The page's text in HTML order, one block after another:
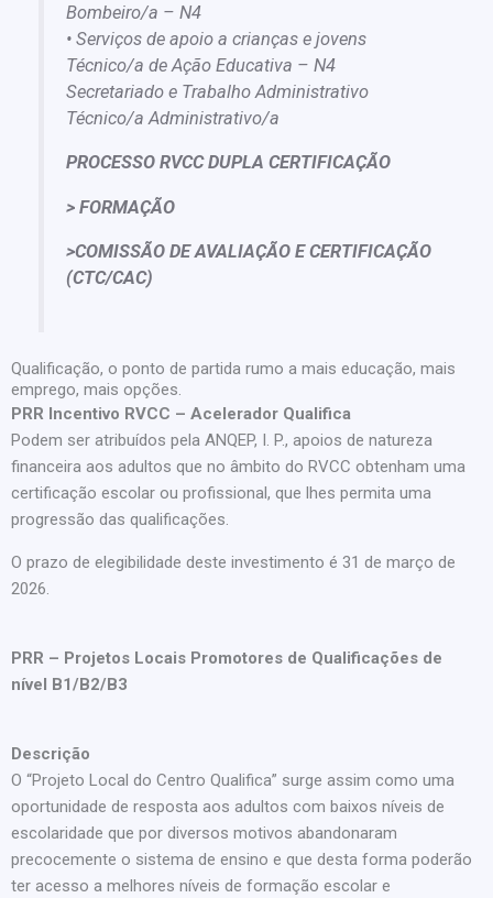
Bombeiro/a – N4
• Serviços de apoio a crianças e jovens
Técnico/a de Ação Educativa – N4
Secretariado e Trabalho Administrativo
Técnico/a Administrativo/a
PROCESSO RVCC DUPLA CERTIFICAÇÃO
> FORMAÇÃO
>COMISSÃO DE AVALIAÇÃO E CERTIFICAÇÃO
(CTC/CAC)
Qualificação, o ponto de partida rumo a mais educação, mais
emprego, mais opções.
PRR Incentivo RVCC – Acelerador Qualifica
Podem ser atribuídos pela ANQEP, I. P., apoios de natureza
financeira aos adultos que no âmbito do RVCC obtenham uma
certificação escolar ou profissional, que lhes permita uma
progressão das qualificações.
O prazo de elegibilidade deste investimento é 31 de março de
2026.
PRR – Projetos Locais Promotores de Qualificações de
nível B1/B2/B3
Descrição
O “Projeto Local do Centro Qualifica” surge assim como uma
oportunidade de resposta aos adultos com baixos níveis de
escolaridade que por diversos motivos abandonaram
precocemente o sistema de ensino e que desta forma poderão
ter acesso a melhores níveis de formação escolar e